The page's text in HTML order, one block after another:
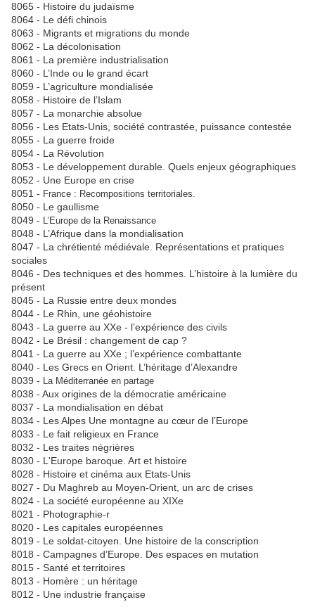
8065 - Histoire du judaïsme
8064 - Le défi chinois
8063 - Migrants et migrations du monde
8062 - La décolonisation
8061 - La première industrialisation
8060 - L’Inde ou le grand écart
8059 - L’agriculture mondialisée
8058 - Histoire de l’Islam
8057 - La monarchie absolue
8056 - Les Etats-Unis, société contrastée, puissance contestée
8055 - La guerre froide
8054 - La Révolution
8053 - Le développement durable. Quels enjeux géographiques
8052 - Une Europe en crise
8051 - France : Recompositions territoriales.
8050 - Le gaullisme
8049 - L’Europe de la Renaissance
8048 - L’Afrique dans la mondialisation
8047 - La chrétienté médiévale. Représentations et pratiques
sociales
8046 - Des techniques et des hommes. L’histoire à la lumière du
présent
8045 - La Russie entre deux mondes
8044 - Le Rhin, une géohistoire
8043 - La guerre au XXe - l’expérience des civils
8042 - Le Brésil : changement de cap ?
8041 - La guerre au XXe ; l’expérience combattante
8040 - Les Grecs en Orient. L’héritage d’Alexandre
8039 - La Méditerranée en partage
8038 - Aux origines de la démocratie américaine
8037 - La mondialisation en débat
8034 - Les Alpes Une montagne au cœur de l’Europe
8033 - Le fait religieux en France
8032 - Les traites négrières
8030 - L'Europe baroque. Art et histoire
8028 - Histoire et cinéma aux Etats-Unis
8027 - Du Maghreb au Moyen-Orient, un arc de crises
8024 - La société européenne au XIXe
8021 - Photographie-r
8020 - Les capitales européennes
8019 - Le soldat-citoyen. Une histoire de la conscription
8018 - Campagnes d’Europe. Des espaces en mutation
8015 - Santé et territoires
8013 - Homère : un héritage
8012 - Une industrie française